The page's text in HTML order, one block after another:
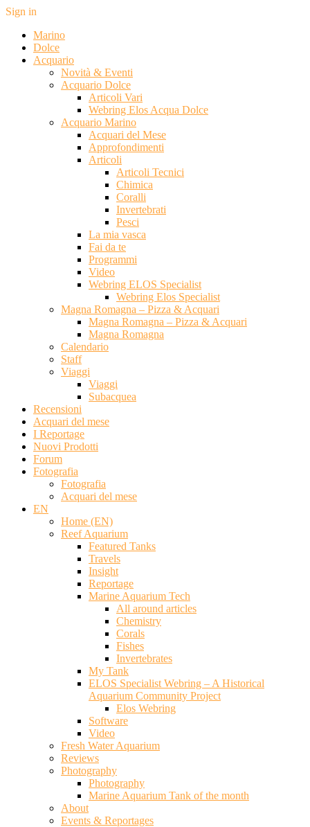
Sign in
Marino
Dolce
Acquario
Novità & Eventi
Acquario Dolce
Articoli Vari
Webring Elos Acqua Dolce
Acquario Marino
Acquari del Mese
Approfondimenti
Articoli
Articoli Tecnici
Chimica
Coralli
Invertebrati
Pesci
La mia vasca
Fai da te
Programmi
Video
Webring ELOS Specialist
Webring Elos Specialist
Magna Romagna – Pizza & Acquari
Magna Romagna – Pizza & Acquari
Magna Romagna
Calendario
Staff
Viaggi
Viaggi
Subacquea
Recensioni
Acquari del mese
I Reportage
Nuovi Prodotti
Forum
Fotografia
Fotografia
Acquari del mese
EN
Home (EN)
Reef Aquarium
Featured Tanks
Travels
Insight
Reportage
Marine Aquarium Tech
All around articles
Chemistry
Corals
Fishes
Invertebrates
My Tank
ELOS Specialist Webring – A Historical
Aquarium Community Project
Elos Webring
Software
Video
Fresh Water Aquarium
Reviews
Photography
Photography
Marine Aquarium Tank of the month
About
Events & Reportages